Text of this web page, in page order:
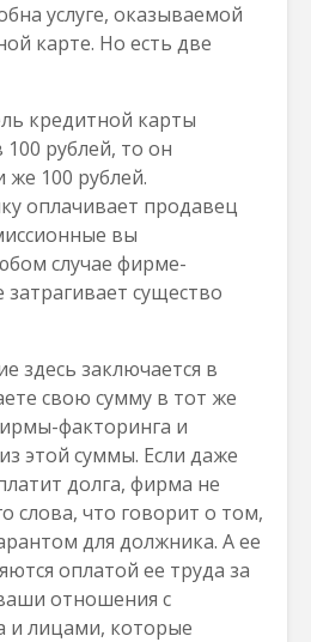
услуге, оказываемой
карте. Но есть две
кредитной карты
рублей, то он
же 100 рублей.
оплачивает продавец
вы
случае фирме-
существо
здесь заключается в
свою сумму в тот же
факторинга и
этой суммы. Если даже
долга, фирма не
слова, что говорит о том,
для должника. А ее
оплатой ее труда за
отношения с
и лицами, которые